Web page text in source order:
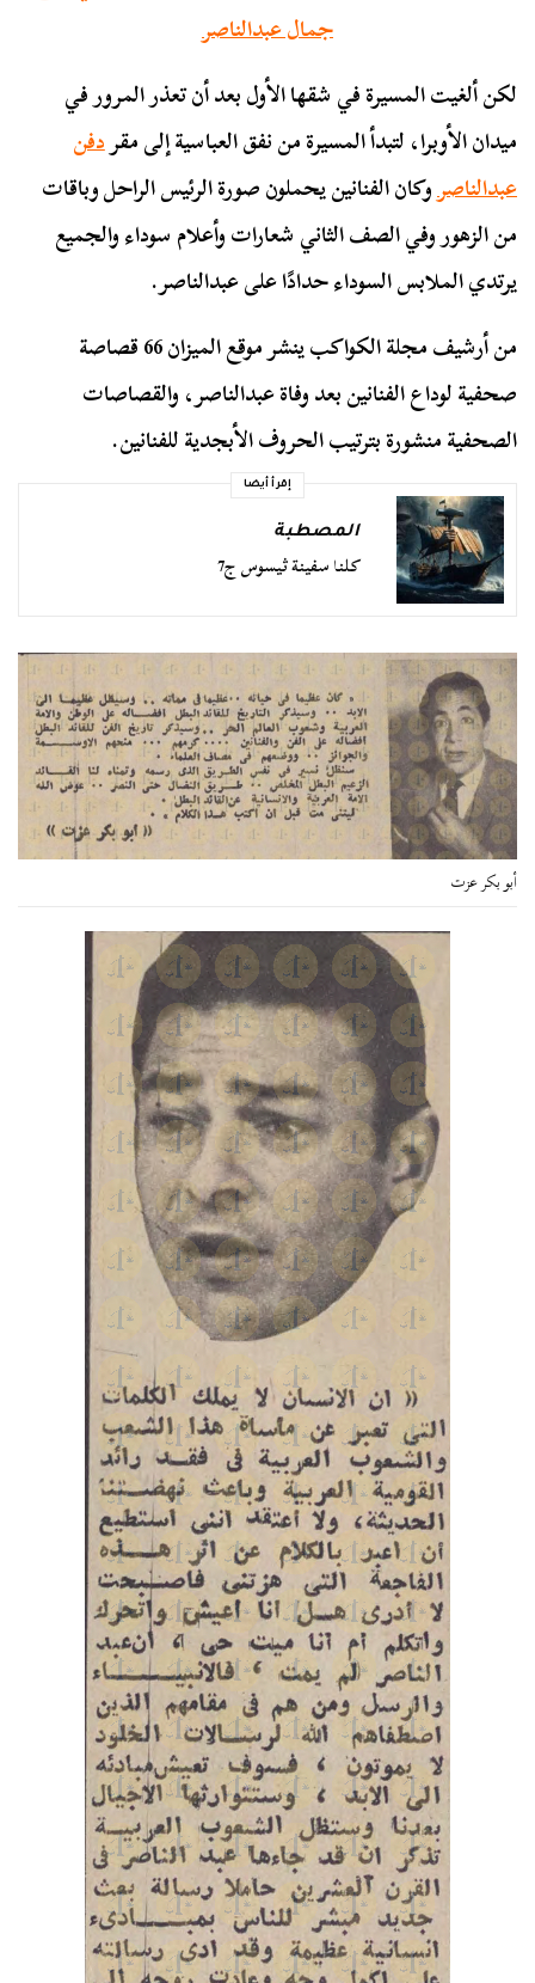
جمال عبدالناصر
لكن ألغيت المسيرة في شقها الأول بعد أن تعذر المرور في
ميدان الأوبرا، لتبدأ المسيرة من نفق العباسية إلى مقردفن
عبدالناصروكان الفنانين يحملون صورة الرئيس الراحل وباقات
من الزهور وفي الصف الثاني شعارات وأعلام سوداء والجميع
يرتدي الملابس السوداء حدادًا على عبدالناصر.
من أرشيف مجلة الكواكب ينشر موقع الميزان 66 قصاصة
صحفية لوداع الفنانين بعد وفاة عبدالناصر، والقصاصات
الصحفية منشورة بترتيب الحروف الأبجدية للفنانين.
إقرأ أيضا
المصطبة
كلنا سفينة ثيسوس ج7
أبو بكر عزت